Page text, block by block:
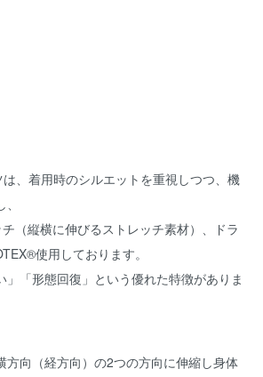
、着用時のシルエットを重視しつつ、機
（縦横に伸びるストレッチ素材）、ドラ
使用しております。
」「形態回復」という優れた特徴がありま
方向（経方向）の2つの方向に伸縮し身体